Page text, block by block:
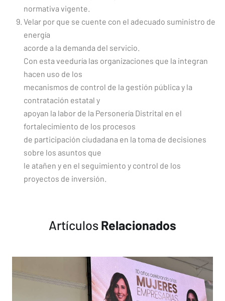
normativa vigente.
Velar por que se cuente con el adecuado suministro de
energía
acorde a la demanda del servicio.
Con esta veeduría las organizaciones que la integran
hacen uso de los
mecanismos de control de la gestión pública y la
contratación estatal y
apoyan la labor de la Personería Distrital en el
fortalecimiento de los procesos
de participación ciudadana en la toma de decisiones
sobre los asuntos que
le atañen y en el seguimiento y control de los
proyectos de inversión.
Artículos Relacionados